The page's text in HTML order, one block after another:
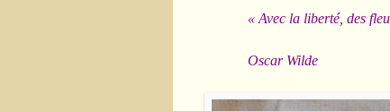
« Avec la liberté, des
Oscar Wilde